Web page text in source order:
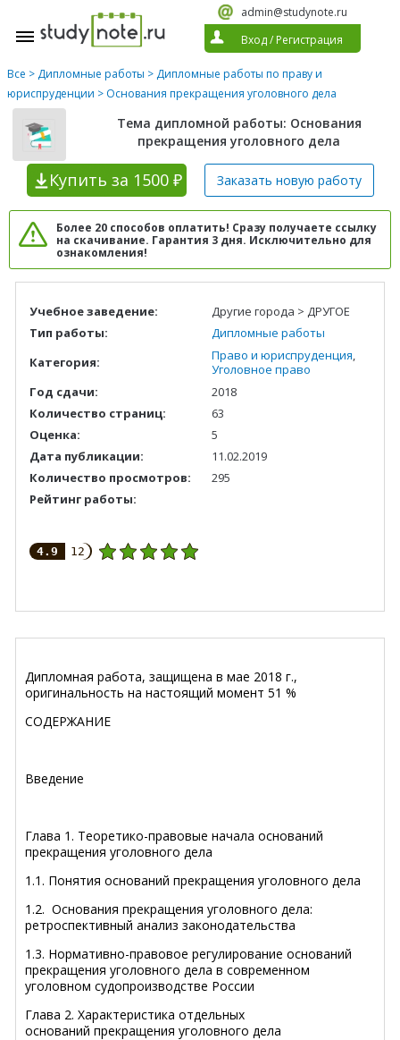
admin@studynote.ru
Вход/ Регистрация
Все > Дипломные работы > Дипломные работы по праву и
юриспруденции > Основания прекращения уголовного дела
Тема дипломной работы: Основания
прекращения уголовного дела
Купить за 1500 ₽ Заказать новую работу
Более 20 способов оплатить! Сразу получаете ссылку
на скачивание. Гарантия 3 дня. Исключительно для
ознакомления!
Учебное заведение:
Другие города > ДРУГОЕ
Тип работы:
Дипломные работы
Категория:
Право и юриспруденция,
Уголовное право
Год сдачи:
2018
Количество страниц:
63
Оценка:
5
Дата публикации:
11.02.2019
Количество просмотров:
295
Рейтинг работы:
4.9 12
Дипломная работа, защищена в мае 2018 г.,
оригинальность на настоящий момент 51 %
СОДЕРЖАНИЕ
Введение
Глава 1. Теоретико-правовые начала оснований
прекращения уголовного дела
1.1. Понятия оснований прекращения уголовного дела
1.2. Основания прекращения уголовного дела:
ретроспективный анализ законодательства
1.3. Нормативно-правовое регулирование оснований
прекращения уголовного дела в современном
уголовном судопроизводстве России
Глава 2. Характеристика отдельных
оснований прекращения уголовного дела